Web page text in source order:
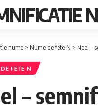
nume > Nume de fete N > Noel –
FETE N
–